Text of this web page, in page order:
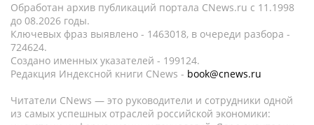
Обработан архив публикаций портала CNews.ru c 11.1998
до 08.2026 годы.
Ключевых фраз выявлено - 1463018, в очереди разбора -
724624.
Создано именных указателей - 199124.
Редакция Индексной книги CNews - book@cnews.ru
Читатели CNews — это руководители и сотрудники одной
из самых успешных отраслей российской экономики: